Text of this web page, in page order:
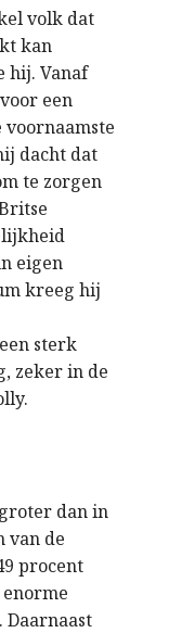
volk dat
kan
hij. Vanaf
een
dacht dat
te zorgen
eigen
kreeg hij
sterk
zeker in de
dan in
van de
procent
Daarnaast